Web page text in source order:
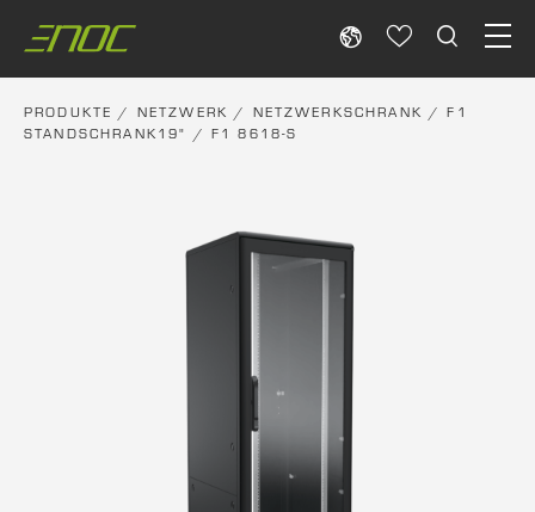
content
PRODUKTE / NETZWERK / NETZWERKSCHRANK /F1
STANDSCHRANK19"
/ F1 8618-S